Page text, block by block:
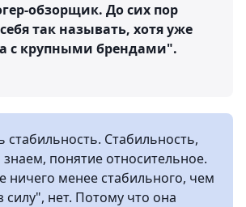
обзорщик. До сих пор
так называть, хотя уже
с крупными брендами".
стабильность. Стабильность,
понятие относительное.
ничего менее стабильного, чем
силу", нет. Потому что она